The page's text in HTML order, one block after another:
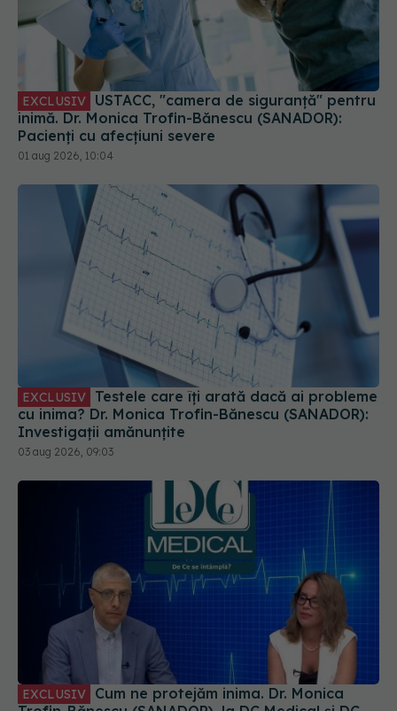
EXCLUSIV
inimă. Dr. Monica Trofin-Bănescu (SANADOR):
Pacienți cu afecțiuni severe
01 aug 2026, 10:04
cu inima? Dr. Monica Trofin-Bănescu (SANADOR):
Investigații amănunțite
03 aug 2026, 09:03
EXCLUSIV
Trofin-Bănescu (SANADOR), la DC Medical și DC
News